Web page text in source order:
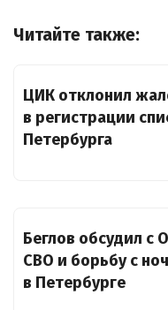
Читайте также:
ЦИК отклонил
в регистрации
Петербурга
Беглов обсудил
СВО и борьбу с
в Петербурге